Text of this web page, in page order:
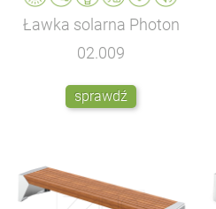
Ławka solarna Photon
02.009
sprawdź